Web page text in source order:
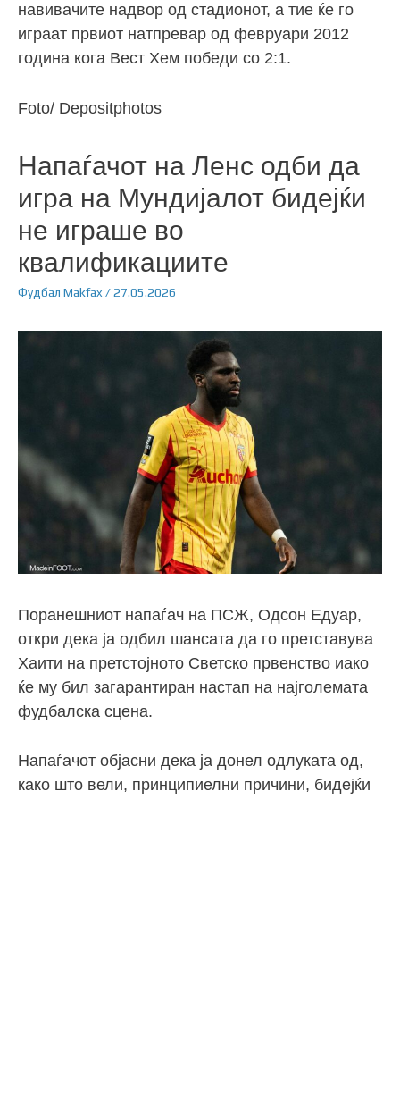
навивачите надвор од стадионот, а тие ќе го
играат првиот натпревар од февруари 2012
година кога Вест Хем победи со 2:1.
Foto/ Depositphotos
Напаѓачот на Ленс одби да
игра на Мундијалот бидејќи
не играше во
квалификациите
Фудбал Makfax /27.05.2026
Поранешниот напаѓач на ПСЖ, Одсон Едуар,
откри дека ја одбил шансата да го претставува
Хаити на претстојното Светско првенство иако
ќе му бил загарантиран настап на најголемата
фудбалска сцена.
Напаѓачот објасни дека ја донел одлуката од,
како што вели, принципиелни причини, бидејќи